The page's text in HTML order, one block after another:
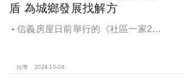
盾 為城鄉發展找解方
信義房屋日前舉行的《社區一家20
彰化鬆勢三日節策展人劉孟豪分享他
台灣 2024-10-08